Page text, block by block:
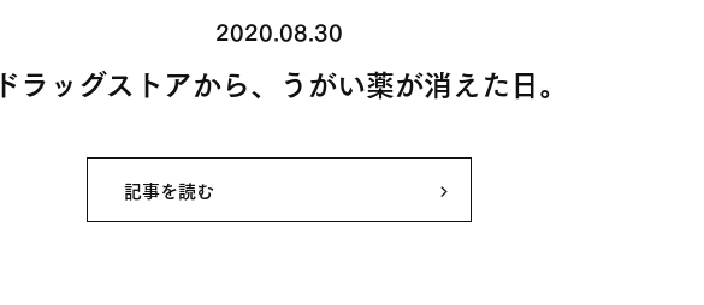
2020.08.30
ドラッグストアから、うがい薬が消えた日。
記事を読む